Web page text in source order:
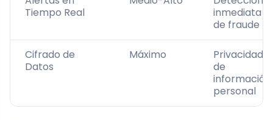
Tiempo Real
inmediata
de fraude
Cifrado de
Datos
Máximo
Privacidad
de
información
personal